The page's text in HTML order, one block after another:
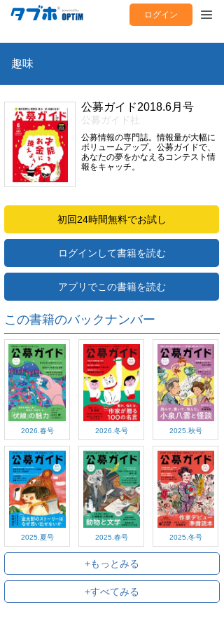
ログイン
趣味
公募ガイド2018.6月号
公募ガイド社
公募情報の専門誌。情報量が大幅に
ボリュームアップ。公募ガイドで、
あなたの夢をかなえるコンテスト情
報をキャッチ。
初回24時間無料でお試し
ログインして書籍を読む
アプリでこの書籍を読む
この書籍のバックナンバー
2026.春号 2026.冬号 2025.秋号
2025.夏号 2025.春号 2025.冬号
+もっとみる
+すべてみる